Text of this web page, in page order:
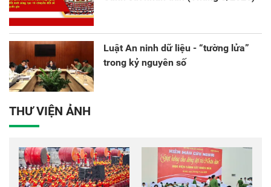
Luật An ninh dữ liệu - “tường lửa”
trong kỷ nguyên số
THƯ VIỆN ẢNH